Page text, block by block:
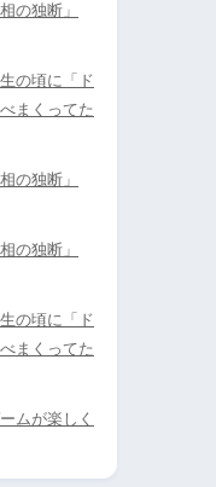
の独断」
の頃に「ド
まくってた
の独断」
の独断」
の頃に「ド
まくってた
ムが楽しく